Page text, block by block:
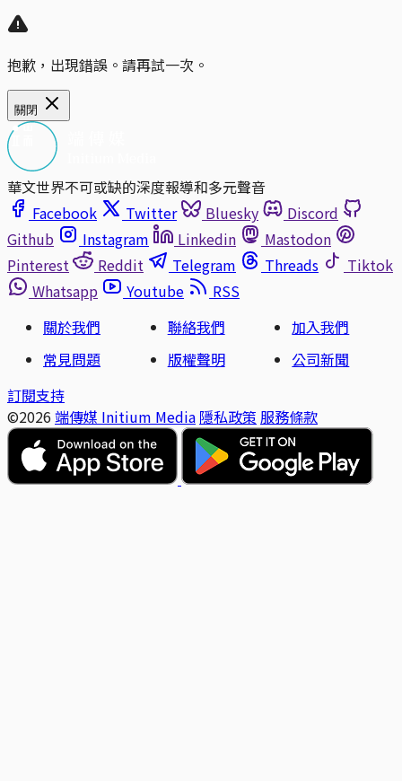
抱歉，出現錯誤。請再試一次。
關閉
華文世界不可或缺的深度報導和多元聲音
Facebook
Twitter Bluesky
Discord
Github
Instagram Linkedin
Mastodon
Pinterest
Reddit Telegram Threads
Tiktok
Whatsapp
Youtube
RSS
關於我們
聯絡我們
加入我們
常見問題
版權聲明
公司新聞
訂閱支持
©2026 端傳媒 Initium Media 隱私政策 服務條款